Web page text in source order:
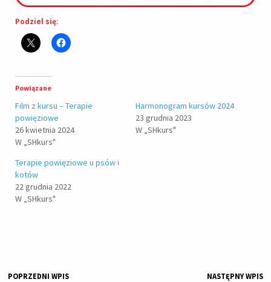
Podziel się:
Powiązane
Film z kursu – Terapie
powięziowe
26 kwietnia 2024
W „SHkurs"
Harmonogram kursów 2024
23 grudnia 2023
W „SHkurs"
Terapie powięziowe u psów i
kotów
22 grudnia 2022
W „SHkurs"
POPRZEDNI WPIS NASTĘPNY WPIS